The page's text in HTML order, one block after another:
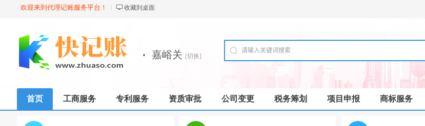
欢迎来到代理记账服务平台！ 收藏到桌面
· 嘉峪关 [切换]
首页 工商服务 专利服务 资质审批 公司变更 税务筹划 项目申报 商标服务